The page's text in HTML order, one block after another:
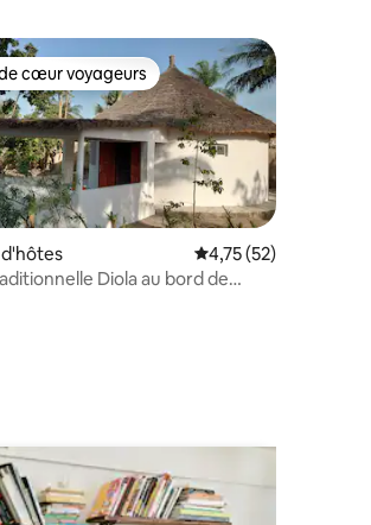
sur la base de 14 commentaires : 5 sur 5
cœur voyageurs
cœur voyageurs
Évaluation moyenne
4,75 (52)
Diola au bord de